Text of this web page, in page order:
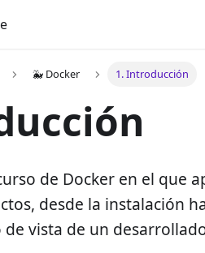
🐳 Docker 1. Introducción
de Docker en el que
desde la instalación
vista de un